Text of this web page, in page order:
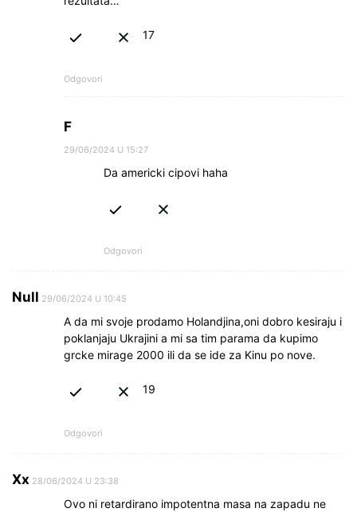
17
Odgovori
F
29/06/2024 U 15:27
Da americki cipovi haha
Odgovori
Null 29/06/2024 U 10:45
A da mi svoje prodamo Holandjina,oni dobro kesiraju i
poklanjaju Ukrajini a mi sa tim parama da kupimo
grcke mirage 2000 ili da se ide za Kinu po nove.
19
Odgovori
Xx 28/06/2024 U 23:38
Ovo ni retardirano impotentna masa na zapadu ne